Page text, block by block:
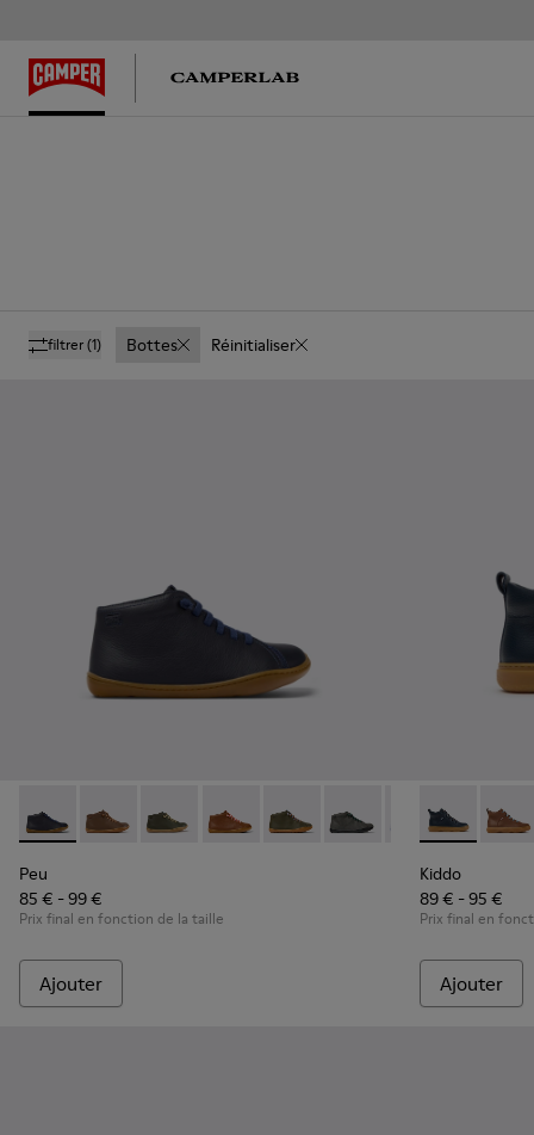
filtrer(1) Bottes Réinitialiser
Peu - 90019-096 - Bottines en cuir bleu pour enfants.
Peu - 90019-131 - Bottines en cuir marron pour
Peu - 90019-130 - Bottines vertes en cuir
Peu - 90019-126 - Bottines en cuir
Peu - 90019-125Peu - 90019-124
Peu - 90019-123
Peu -
Peu
85 € - 99 €
Prix final en fonction de la taille
Ajouter
Kiddo -
Kiddo
89 € - 95 €
Prix final en
Ajouter